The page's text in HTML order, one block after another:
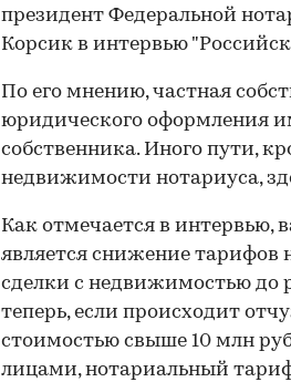
президент Федеральной
Корсик в интервью
По его мнению, частная
юридического оформления
собственника. Иного пути,
недвижимости нотариуса,
Как отмечается в
является снижение тарифов
сделки с недвижимостью до
теперь, если происходит
стоимостью свыше 10 млн
лицами, нотариальный тариф